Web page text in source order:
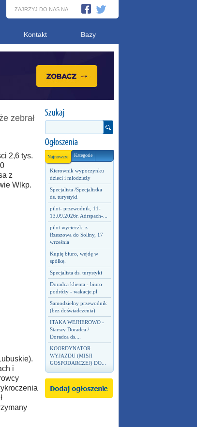
ZAJRZYJ DO NAS NA:
Kontakt Bazy
Najnowsze Kategorie
Kierownik wypoczynku
dzieci i młodzieży
Specjalista /Specjalistka
ds. turystyki
pilot- przewodnik, 11-
13.09.2026r. Adrspach-...
pilot wycieczki z
Rzeszowa do Soliny, 17
września
Kupię biuro, wejdę w
spółkę.
Specjalista ds. turystyki
Doradca klienta - biuro
podróży - wakacje.pl
Samodzielny przewodnik
(bez doświadczenia)
ITAKA WEJHEROWO -
Starszy Doradca /
Doradca ds....
KOORDYNATOR
WYJAZDU (MISJI
GOSPODARCZEJ) DO...
zebrał
2,6 tys.
z
Wlkp.
i